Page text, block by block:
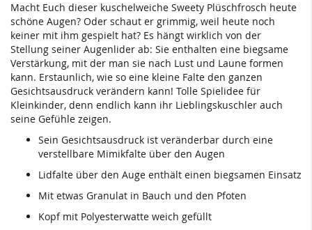
Macht Euch dieser kuschelweiche Sweety Plüschfrosch heute
schöne Augen? Oder schaut er grimmig, weil heute noch
keiner mit ihm gespielt hat? Es hängt wirklich von der
Stellung seiner Augenlider ab: Sie enthalten eine biegsame
Verstärkung, mit der man sie nach Lust und Laune formen
kann. Erstaunlich, wie so eine kleine Falte den ganzen
Gesichtsausdruck verändern kann! Tolle Spielidee für
Kleinkinder, denn endlich kann ihr Lieblingskuschler auch
seine Gefühle zeigen.
Sein Gesichtsausdruck ist veränderbar durch eine
verstellbare Mimikfalte über den Augen
Lidfalte über den Auge enthält einen biegsamen Einsatz
Mit etwas Granulat in Bauch und den Pfoten
Kopf mit Polyesterwatte weich gefüllt